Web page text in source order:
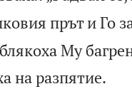
прът и Го
Му
на разпятие.